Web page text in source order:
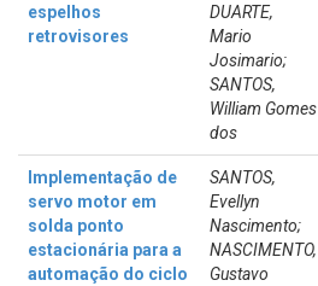
espelhos
retrovisores
DUARTE,
Mario
Josimario;
SANTOS,
William Gomes
dos
Implementação de
servo motor em
solda ponto
estacionária para a
automação do ciclo
SANTOS,
Evellyn
Nascimento;
NASCIMENTO,
Gustavo